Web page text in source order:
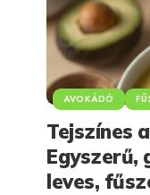
AVOKÁDÓ
Tejszínes
Egyszerű,
leves,